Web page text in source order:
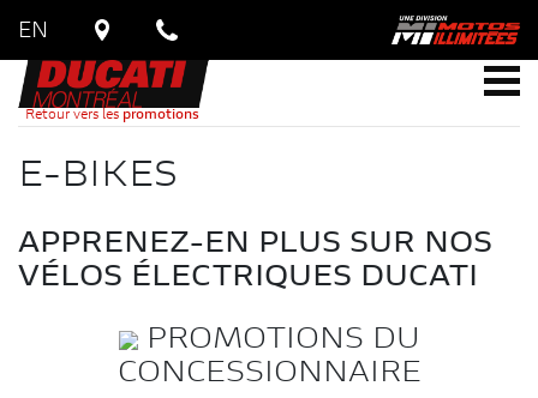
EN
Retour vers les promotions
E-BIKES
APPRENEZ-EN PLUS SUR NOS
VÉLOS ÉLECTRIQUES DUCATI
PROMOTIONS DU
CONCESSIONNAIRE